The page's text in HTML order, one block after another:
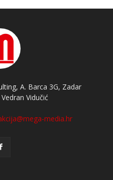
A. Barca 3G, Zadar
Vidučić
media.hr